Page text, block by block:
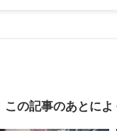
この記事のあとによ